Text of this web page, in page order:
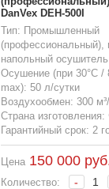
DanVex DEH-500I
Тип: Промышленный
(профессиональный),
напольный осушитель
Осушение (при 30°С /
max): 50 л/сутки
Воздухообмен: 300
Страна
Гарантийный срок: 2
Цена 150 000
Количество: -